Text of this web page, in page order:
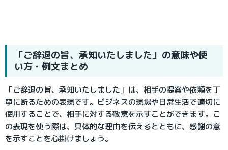
「ご辞退の旨、承知いたしました」の意味や使
い方・例文まとめ
「ご辞退の旨、承知いたしました」は、相手の提案や依頼を丁
寧に断るための表現です。ビジネスの現場や日常生活で適切に
使用することで、相手に対する敬意を示すことができます。こ
の表現を使う際は、具体的な理由を伝えるとともに、感謝の意
を示すことを心掛けましょう。